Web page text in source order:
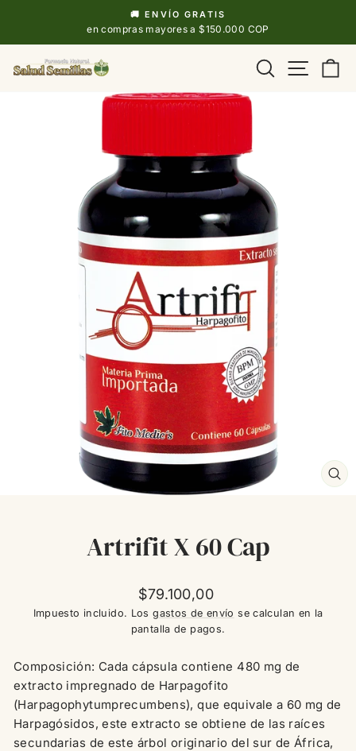
al
contenido
diapositivas
pausa
🚚 ENVÍO GRATIS
en compras mayores a $150.000 COP
Buscar
Artrifit X 60 Cap
Precio
habitual
$79.100,00
Impuesto incluido. Losgastos de envío se calculan en la
pantalla de pagos.
Composición: Cada cápsula contiene 480 mg de
extracto impregnado de Harpagofito
(Harpagophytumprecumbens), que equivale a 60 mg de
Harpagósidos, este extracto se obtiene de las raíces
secundarias de este árbol originario del sur de África,